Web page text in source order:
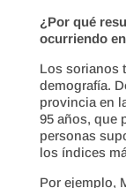
¿Por qué
ocurriendo
Los sorianos
demografía.
provincia en
95 años, que
personas
los índices
Por ejemplo,